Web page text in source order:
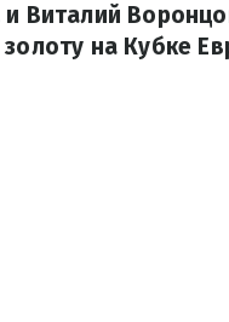
и Виталий
на Кубке